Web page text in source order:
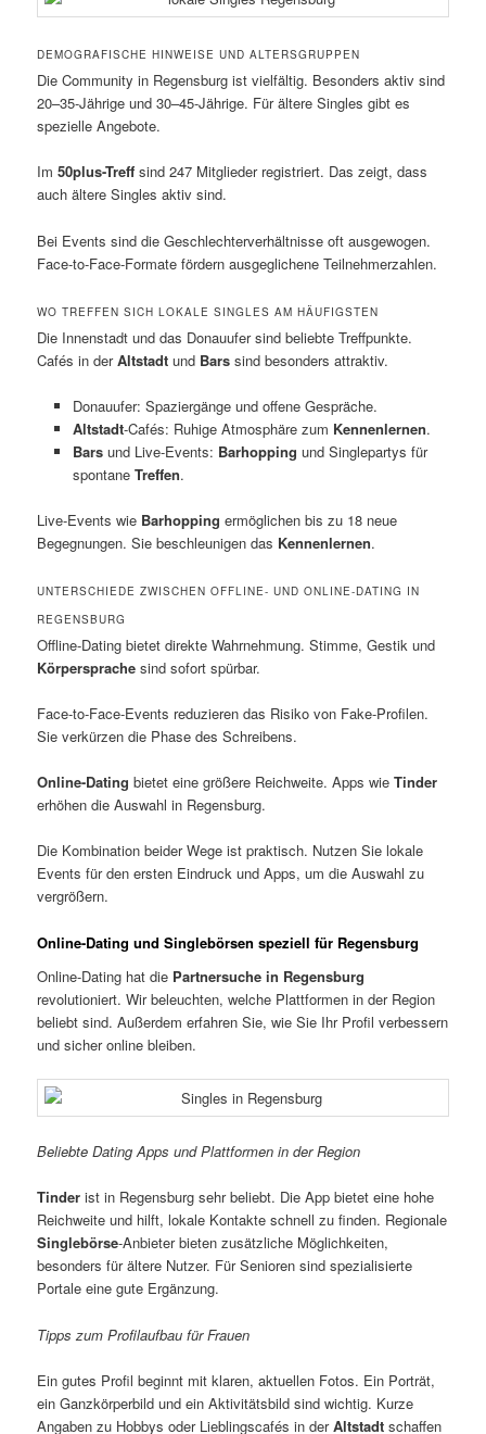
DEMOGRAFISCHE HINWEISE UND ALTERSGRUPPEN
Die Community in Regensburg ist vielfältig. Besonders aktiv sind
20–35-Jährige und 30–45-Jährige. Für ältere Singles gibt es
spezielle Angebote.
Im50plus-Treff sind 247 Mitglieder registriert. Das zeigt, dass
auch ältere Singles aktiv sind.
Bei Events sind die Geschlechterverhältnisse oft ausgewogen.
Face-to-Face-Formate fördern ausgeglichene Teilnehmerzahlen.
WO TREFFEN SICH LOKALE SINGLES AM HÄUFIGSTEN
Die Innenstadt und das Donauufer sind beliebte Treffpunkte.
Cafés in derAltstadt und Bars sind besonders attraktiv.
Donauufer: Spaziergänge und offene Gespräche.
Altstadt-Cafés: Ruhige Atmosphäre zum Kennenlernen.
Barsund Live-Events: Barhopping und Singlepartys für
spontane Treffen.
Live-Events wie Barhopping ermöglichen bis zu 18 neue
Begegnungen. Sie beschleunigen das Kennenlernen.
UNTERSCHIEDE ZWISCHEN OFFLINE- UND ONLINE-DATING IN
REGENSBURG
Offline-Dating bietet direkte Wahrnehmung. Stimme, Gestik und
Körpersprache sind sofort spürbar.
Face-to-Face-Events reduzieren das Risiko von Fake-Profilen.
Sie verkürzen die Phase des Schreibens.
Online-Dating bietet eine größere Reichweite. Apps wieTinder
erhöhen die Auswahl in Regensburg.
Die Kombination beider Wege ist praktisch. Nutzen Sie lokale
Events für den ersten Eindruck und Apps, um die Auswahl zu
vergrößern.
Online-Dating und Singlebörsen speziell für Regensburg
Online-Dating hat die Partnersuche in Regensburg
revolutioniert. Wir beleuchten, welche Plattformen in der Region
beliebt sind. Außerdem erfahren Sie, wie Sie Ihr Profil verbessern
und sicher online bleiben.
Beliebte Dating Apps und Plattformen in der Region
Tinder ist in Regensburg sehr beliebt. Die App bietet eine hohe
Reichweite und hilft, lokale Kontakte schnell zu finden. Regionale
Singlebörse-Anbieter bieten zusätzliche Möglichkeiten,
besonders für ältere Nutzer. Für Senioren sind spezialisierte
Portale eine gute Ergänzung.
Tipps zum Profilaufbau für Frauen
Ein gutes Profil beginnt mit klaren, aktuellen Fotos. Ein Porträt,
ein Ganzkörperbild und ein Aktivitätsbild sind wichtig. Kurze
Angaben zu Hobbys oder Lieblingscafés in derAltstadt schaffen